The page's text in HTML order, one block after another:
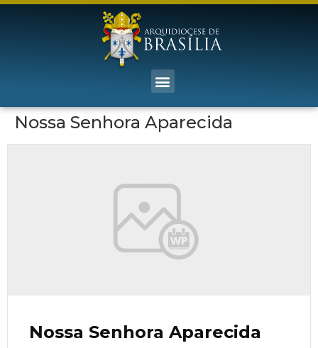
Nossa Senhora Aparecida
Nossa Senhora Aparecida